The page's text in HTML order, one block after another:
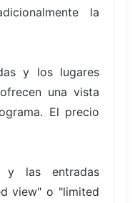
la
y los lugares
una vista
El precio
y las entradas
view" o "limited